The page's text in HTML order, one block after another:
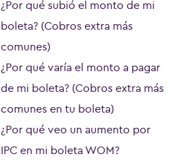
¿Por qué subió el monto de mi
boleta? (Cobros extra más
comunes)
¿Por qué varía el monto a pagar
de mi boleta? (Cobros extra más
comunes en tu boleta)
¿Por qué veo un aumento por
IPC en mi boleta WOM?